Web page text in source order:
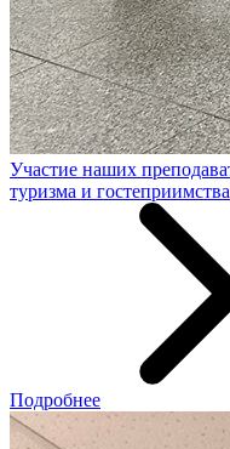
Участие наших
туризма и гостеприимства
Подробнее